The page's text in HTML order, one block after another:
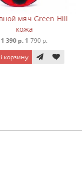
Green Hill
1 790 р.